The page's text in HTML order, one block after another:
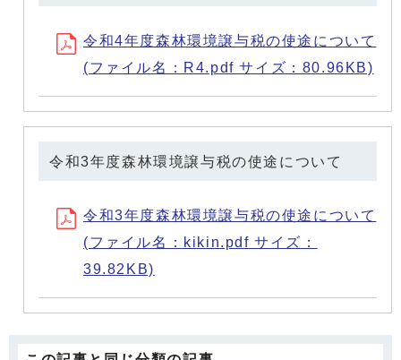
令和4年度森林環境譲与税の使途について
(ファイル名：R4.pdf サイズ：80.96KB)
令和3年度森林環境譲与税の使途について
令和3年度森林環境譲与税の使途について
(ファイル名：kikin.pdf サイズ：
39.82KB)